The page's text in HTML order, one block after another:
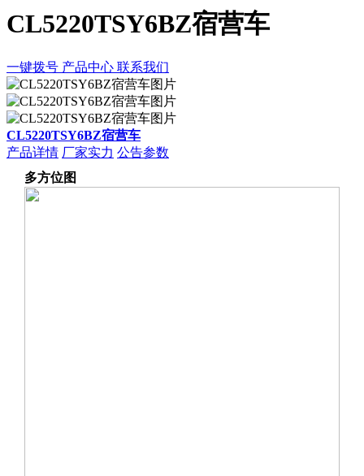
CL5220TSY6BZ宿营车
一键拨号 产品中心 联系我们
CL5220TSY6BZ宿营车
产品详情 厂家实力 公告参数
多方位图